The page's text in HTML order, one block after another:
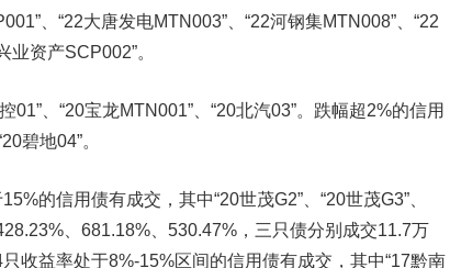
、“22大唐发电MTN003”、“22河钢集MTN008”、“22
业资产SCP002”。
、“20宝龙MTN001”、“20北汽03”。跌幅超2%的信用
碧地04”。
的信用债有成交，其中“20世茂G2”、“20世茂G3”、
、681.18%、530.47%，三只债分别成交11.7万
收益率处于8%-15%区间的信用债有成交，其中“17黔南